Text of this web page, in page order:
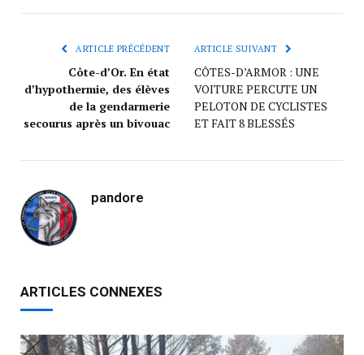
ARTICLE PRÉCÉDENT
Côte-d’Or. En état
d’hypothermie, des élèves
de la gendarmerie
secourus après un bivouac
ARTICLE SUIVANT
CÔTES-D’ARMOR : UNE
VOITURE PERCUTE UN
PELOTON DE CYCLISTES
ET FAIT 8 BLESSÉS
pandore
ARTICLES CONNEXES